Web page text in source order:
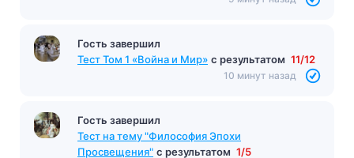
9 минут назад
Гость завершил
Тест Том 1 «Война и Мир»
с результатом 11/12
10 минут назад
Гость завершил
Тест на тему "Философия Эпохи